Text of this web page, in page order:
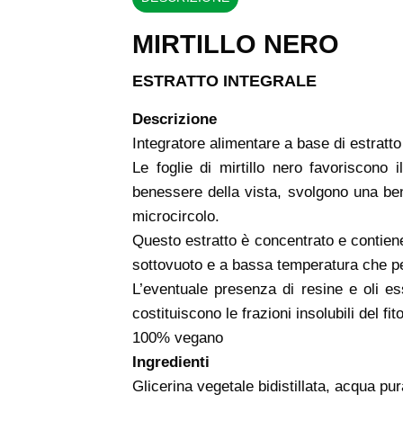
MIRTILLO NERO
ESTRATTO INTEGRALE
Descrizione
Integratore alimentare a base di
Le foglie di mirtillo nero favoriscono
benessere della vista, svolgono una
microcircolo.
Questo estratto è concentrato e
sottovuoto e a bassa temperatura che
L’eventuale presenza di resine e oli
costituiscono le frazioni insolubili del
100% vegano
Ingredienti
Glicerina vegetale bidistillata, acqua